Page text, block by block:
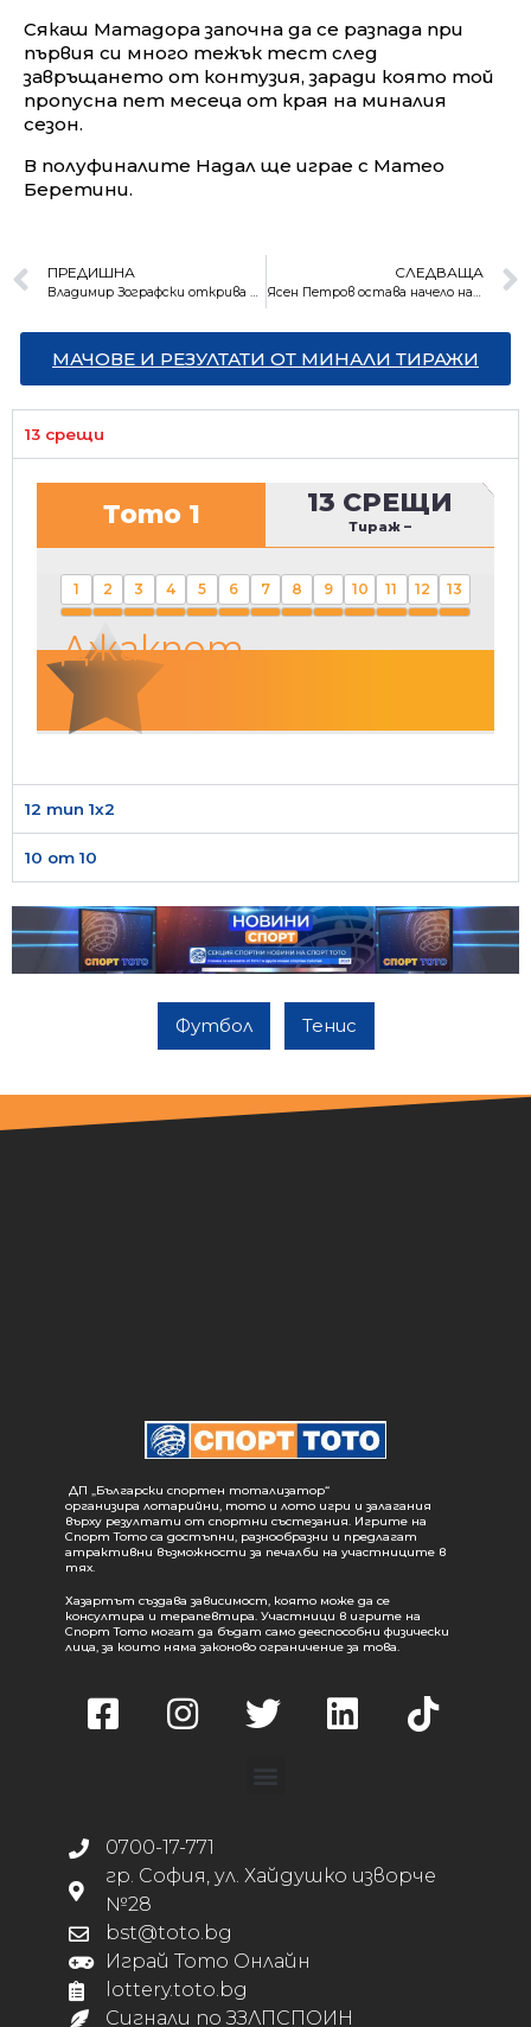
Сякаш Матадора започна да се разпада при
първия си много тежък тест след
завръщането от контузия, заради която той
пропусна пет месеца от края на миналия
сезон.
В полуфиналите Надал ще играе с Матео
Беретини.
ПРЕДИШНА
Владимир Зографски открива участието ни в Пекин
СЛЕДВАЩА
Ясен Петров остава начело на България
МАЧОВЕ И РЕЗУЛТАТИ ОТ МИНАЛИ ТИРАЖИ
13 срещи
Тото 1 13 СРЕЩИ
Тираж –
1 2 3 4 5 6 7 8 9 10 11 12 13
Джакпот
12 тип 1х2
10 от 10
Футбол Тенис
ДП „Български спортен тотализатор“
организира лотарийни, тото и лото игри и залагания
върху резултати от спортни състезания. Игрите на
Спорт Тото са достъпни, разнообразни и предлагат
атрактивни възможности за печалби на участниците в
тях.
Хазартът създава зависимост, която може да се
консултира и терапевтира. Участници в игрите на
Спорт Тото могат да бъдат само дееспособни физически
лица, за които няма законово ограничение за това.
0700-17-771
гр. София, ул. Хайдушко изворче
№28
bst@toto.bg
Играй Тото Онлайн
lottery.toto.bg
Сигнали по ЗЗЛПСПОИН